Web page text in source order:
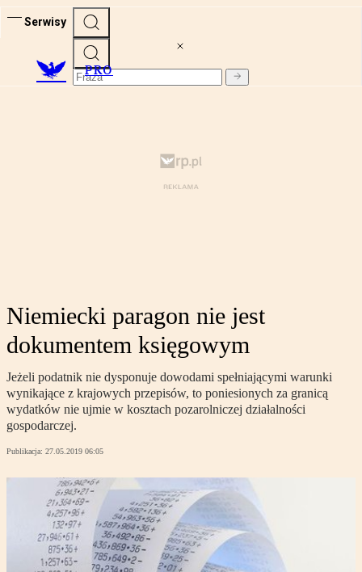
Serwisy
PRO
Niemiecki paragon nie jest
dokumentem księgowym
Jeżeli podatnik nie dysponuje dowodami spełniającymi warunki
wynikające z krajowych przepisów, to poniesionych za granicą
wydatków nie ujmie w kosztach pozarolniczej działalności
gospodarczej.
Publikacja: 27.05.2019 06:05